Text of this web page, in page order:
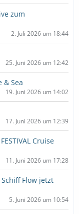
zum
2. Juli 2026 um 18:44
25. Juni 2026 um 12:42
& Sea
19. Juni 2026 um 14:02
17. Juni 2026 um 12:39
Cruise
11. Juni 2026 um 17:28
Flow jetzt
5. Juni 2026 um 10:54